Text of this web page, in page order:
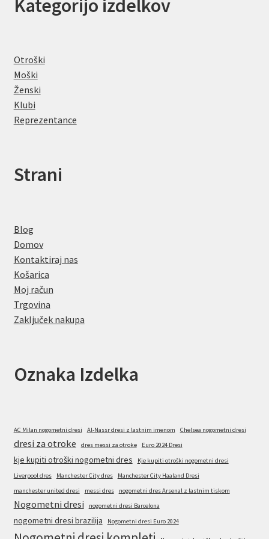
Kategorijo izdelkov
Otroški
Moški
Ženski
Klubi
Reprezentance
Strani
Blog
Domov
Kontaktiraj nas
Košarica
Moj račun
Trgovina
Zaključek nakupa
Oznaka Izdelka
AC Milan nogometni dresi Al-Nassr dresi z lastnim imenom Chelsea nogometni dresi
dresi za otroke dres messi za otroke Euro 2024 Dresi
kje kupiti otroški nogometni dres
Kje kupiti otroški nogometni dresi
Liverpool dres
Manchester City dres
Manchester City Haaland Dresi
manchester united dresi
messi dres nogometni dres Arsenal z lastnim tiskom
Nogometni dresi nogometni dresi Barcelona
nogometni dresi brazilija Nogometni dresi Euro 2024